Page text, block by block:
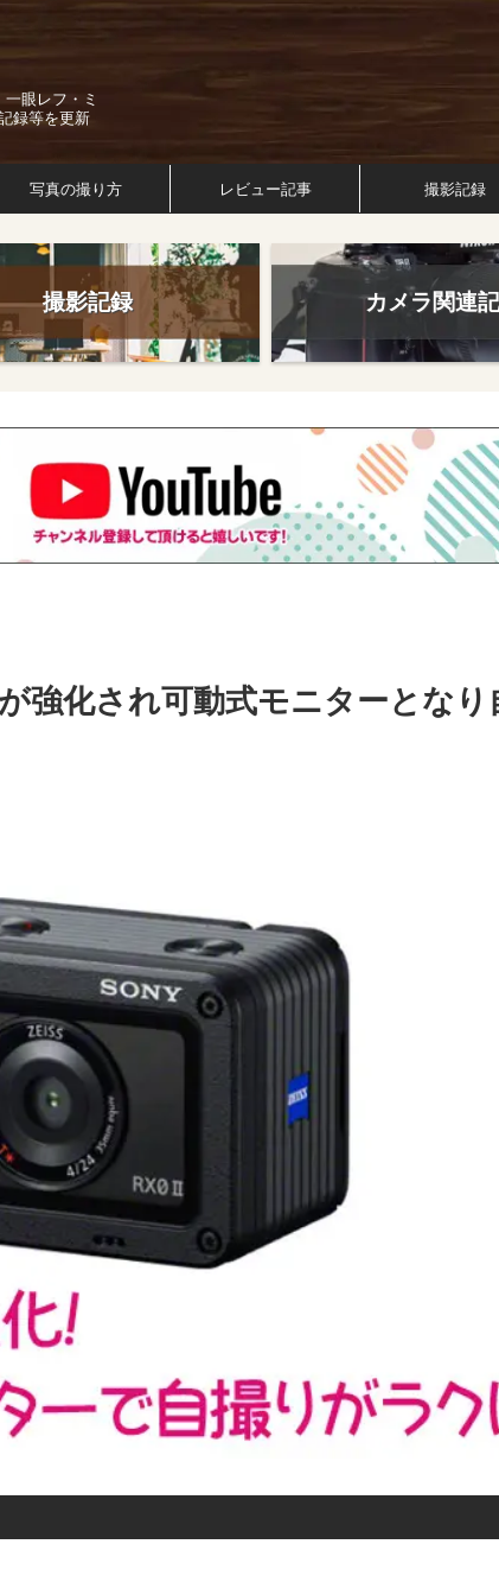
眼レフ・ミ
録等を更新
写真の撮り方 レビュー記事 撮影記録
撮影記録 カメラ関連
強化され可動式モニターとなり